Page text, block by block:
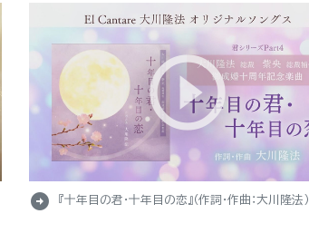
arrow_circle_right 『十年目の君・十年目の恋』（作詞・作曲：大川隆法）